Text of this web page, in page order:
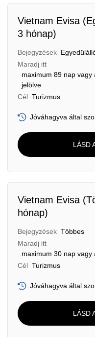
Vietnam Evisa
3 hónap)
Bejegyzések
Maradj itt
maximum 89 nap
jelölve
Cél Turizmus
Jóváhagyva által
LÁSD
Vietnam Evisa
hónap)
Bejegyzések Többes
Maradj itt
maximum 30 nap
Cél Turizmus
Jóváhagyva által
LÁSD